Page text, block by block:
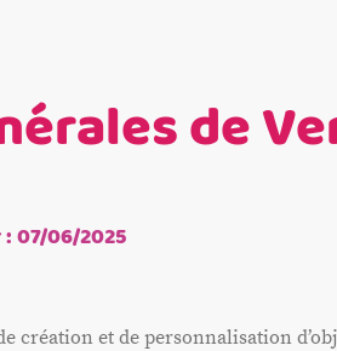
de
07/06/2025
création et de personnalisation